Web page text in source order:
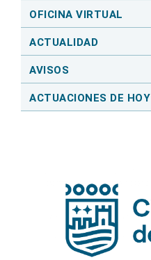
OFICINA VIRTUAL
ACTUALIDAD
AVISOS
ACTUACIONES DE HOY